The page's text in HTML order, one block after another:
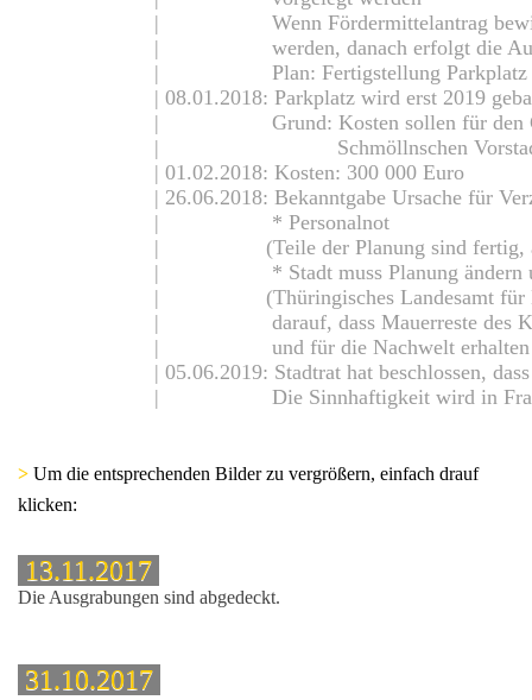
| Wenn Fördermittelantrag
| werden, danach erfolgt die
| Plan: Fertigstellung Parkplatz
| 08.01.2018: Parkplatz wird erst 2019
| Grund: Kosten sollen für den
| Schmöllnschen Vorstadt
| 01.02.2018: Kosten: 300 000 Euro
| 26.06.2018: Bekanntgabe Ursache für
| * Personalnot
| (Teile der Planung sind fertig,
| * Stadt muss Planung ändern und
| (Thüringisches Landesamt für
| darauf, dass Mauerreste des
| und für die Nachwelt erhalten
| 05.06.2019: Stadtrat hat beschlossen,
| Die Sinnhaftigkeit wird in
> Um die entsprechenden Bilder zu vergrößern, einfach drauf
klicken:
13.11.2017
Die Ausgrabungen sind abgedeckt.
31.10.2017